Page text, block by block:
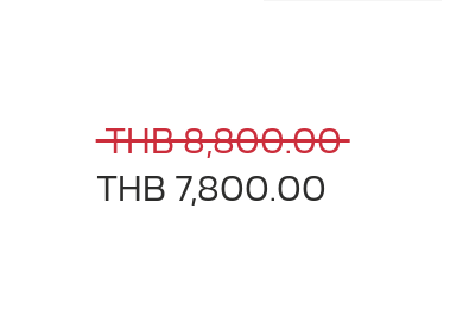
THB 8,800.00 Regular
THB 7,800.00